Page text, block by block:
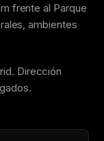
frente al Parque
ambientes
Dirección